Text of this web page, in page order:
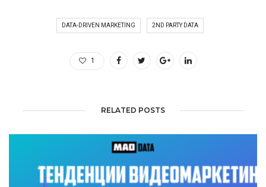
DATA-DRIVEN MARKETING 2ND PARTY DATA
1
RELATED POSTS